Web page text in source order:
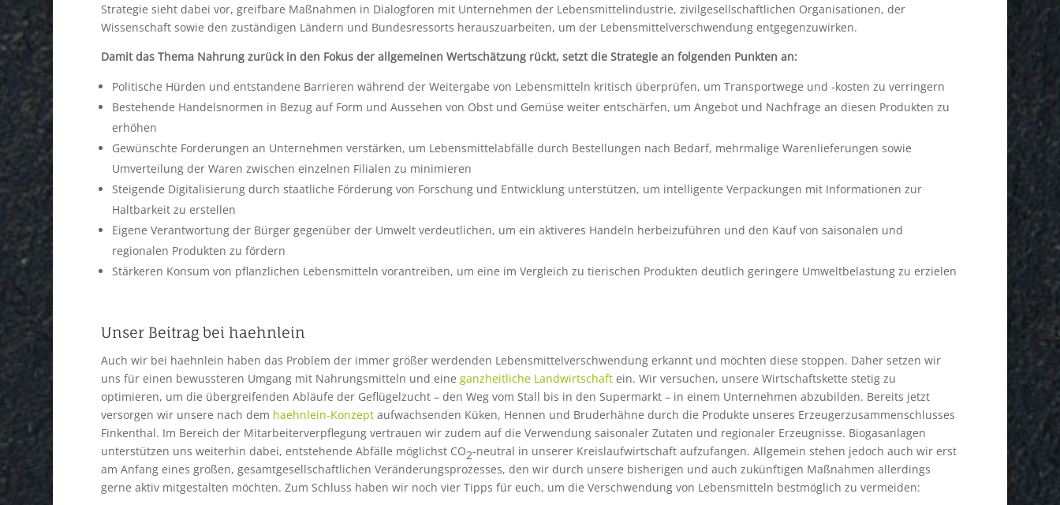
Strategie sieht dabei vor, greifbare Maßnahmen in Dialogforen mit Unternehmen der Lebensmittelindustrie, zivilgesellschaftlichen Organisationen, der
Wissenschaft sowie den zuständigen Ländern und Bundesressorts herauszuarbeiten, um der Lebensmittelverschwendung entgegenzuwirken.
Damit das Thema Nahrung zurück in den Fokus der allgemeinen Wertschätzung rückt, setzt die Strategie an folgenden Punkten an:
Politische Hürden und entstandene Barrieren während der Weitergabe von Lebensmitteln kritisch überprüfen, um Transportwege und -kosten zu verringern
Bestehende Handelsnormen in Bezug auf Form und Aussehen von Obst und Gemüse weiter entschärfen, um Angebot und Nachfrage an diesen Produkten zu
erhöhen
Gewünschte Forderungen an Unternehmen verstärken, um Lebensmittelabfälle durch Bestellungen nach Bedarf, mehrmalige Warenlieferungen sowie
Umverteilung der Waren zwischen einzelnen Filialen zu minimieren
Steigende Digitalisierung durch staatliche Förderung von Forschung und Entwicklung unterstützen, um intelligente Verpackungen mit Informationen zur
Haltbarkeit zu erstellen
Eigene Verantwortung der Bürger gegenüber der Umwelt verdeutlichen, um ein aktiveres Handeln herbeizuführen und den Kauf von saisonalen und
regionalen Produkten zu fördern
Stärkeren Konsum von pflanzlichen Lebensmitteln vorantreiben, um eine im Vergleich zu tierischen Produkten deutlich geringere Umweltbelastung zu erzielen
Unser Beitrag bei haehnlein
Auch wir bei haehnlein haben das Problem der immer größer werdenden Lebensmittelverschwendung erkannt und möchten diese stoppen. Daher setzen wir
uns für einen bewussteren Umgang mit Nahrungsmitteln und eine ganzheitliche Landwirtschaftein. Wir versuchen, unsere Wirtschaftskette stetig zu
optimieren, um die übergreifenden Abläufe der Geflügelzucht – den Weg vom Stall bis in den Supermarkt – in einem Unternehmen abzubilden. Bereits jetzt
versorgen wir unsere nach dem haehnlein-Konzeptaufwachsenden Küken, Hennen und Bruderhähne durch die Produkte unseres Erzeugerzusammenschlusses
Finkenthal. Im Bereich der Mitarbeiterverpflegung vertrauen wir zudem auf die Verwendung saisonaler Zutaten und regionaler Erzeugnisse. Biogasanlagen
unterstützen uns weiterhin dabei, entstehende Abfälle möglichst CO2-neutral in unserer Kreislaufwirtschaft aufzufangen. Allgemein stehen jedoch auch wir erst
am Anfang eines großen, gesamtgesellschaftlichen Veränderungsprozesses, den wir durch unsere bisherigen und auch zukünftigen Maßnahmen allerdings
gerne aktiv mitgestalten möchten. Zum Schluss haben wir noch vier Tipps für euch, um die Verschwendung von Lebensmitteln bestmöglich zu vermeiden: